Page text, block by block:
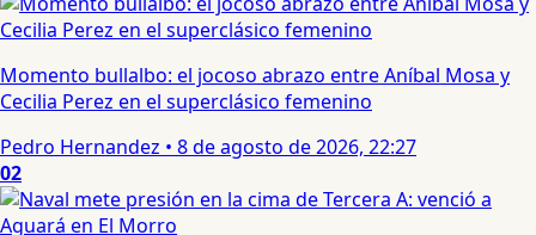
Momento bullalbo: el jocoso abrazo entre Aníbal Mosa y
Cecilia Perez en el superclásico femenino
Pedro Hernandez • 8 de agosto de 2026, 22:27
02